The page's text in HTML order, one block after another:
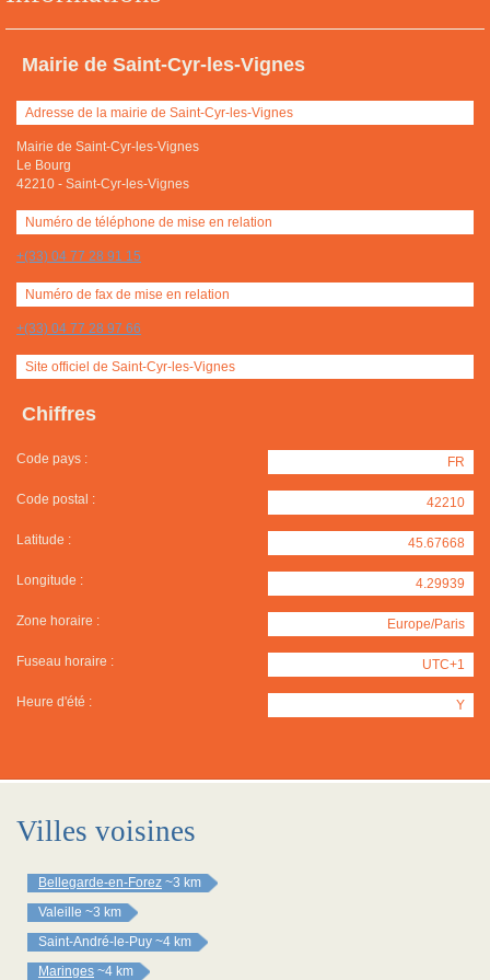
Mairie de Saint-Cyr-les-Vignes
Adresse de la mairie de Saint-Cyr-les-Vignes
Mairie de Saint-Cyr-les-Vignes
Le Bourg
42210 - Saint-Cyr-les-Vignes
Numéro de téléphone de mise en relation
+(33) 04 77 28 91 15
Numéro de fax de mise en relation
+(33) 04 77 28 97 66
Site officiel de Saint-Cyr-les-Vignes
Chiffres
Code pays : FR
Code postal : 42210
Latitude : 45.67668
Longitude : 4.29939
Zone horaire : Europe/Paris
Fuseau horaire : UTC+1
Heure d'été : Y
Villes voisines
Bellegarde-en-Forez ~3 km
Valeille ~3 km
Saint-André-le-Puy ~4 km
Maringes ~4 km